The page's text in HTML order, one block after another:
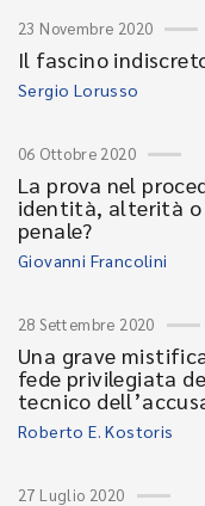
23 Novembre 2020
Il fascino
Sergio Lorusso
06 Ottobre 2020
La prova nel
identità, alterità o
penale?
Giovanni Francolini
28 Settembre 2020
Una grave
fede privilegiata
tecnico
Roberto E. Kostoris
27 Luglio 2020